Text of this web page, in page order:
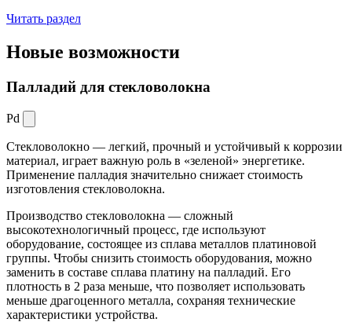
Читать раздел
Новые возможности
Палладий для стекловолокна
Pd
Стекловолокно — легкий, прочный и устойчивый к коррозии
материал, играет важную роль в «зеленой» энергетике.
Применение палладия значительно снижает стоимость
изготовления стекловолокна.
Производство стекловолокна — сложный
высокотехнологичный процесс, где используют
оборудование, состоящее из сплава металлов платиновой
группы. Чтобы снизить стоимость оборудования, можно
заменить в составе сплава платину на палладий. Его
плотность в 2 раза меньше, что позволяет использовать
меньше драгоценного металла, сохраняя технические
характеристики устройства.